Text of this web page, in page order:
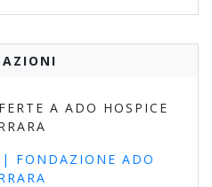
A ADO HOSPICE
FONDAZIONE ADO